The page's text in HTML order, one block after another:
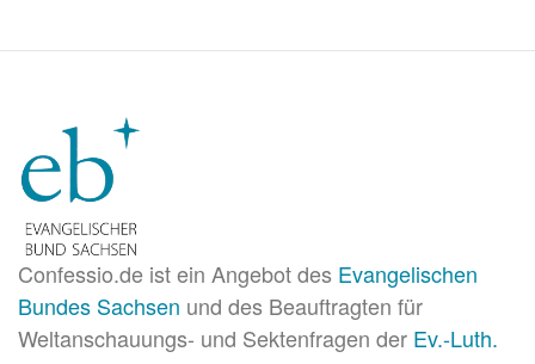
Confessio.de ist ein Angebot des Evangelischen
Bundes Sachsen und des Beauftragten für
Weltanschauungs- und Sektenfragen der Ev.-Luth.